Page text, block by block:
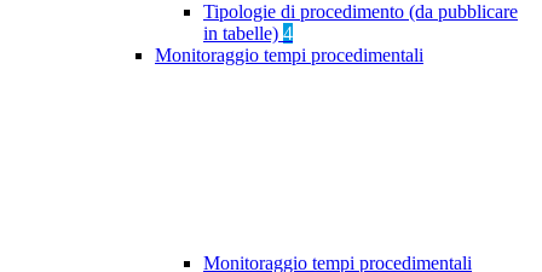
Tipologie di procedimento (da pubblicare
in tabelle) 4
Monitoraggio tempi procedimentali
Monitoraggio tempi procedimentali